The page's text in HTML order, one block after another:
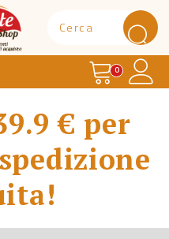
Shop
Carrello
0
€ per